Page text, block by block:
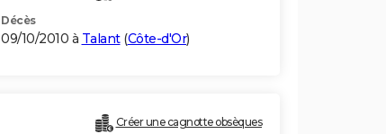
Décès
09/10/2010 à Talant(Côte-d'Or)
Créer une cagnotte obsèques